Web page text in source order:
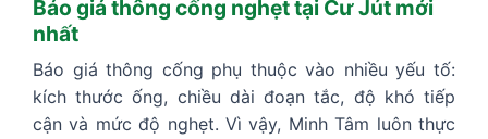
Báo giá thông cống nghẹt tại Cư Jút mới
nhất
Báo giá thông cống phụ thuộc vào nhiều yếu tố:
kích thước ống, chiều dài đoạn tắc, độ khó tiếp
cận và mức độ nghẹt. Vì vậy, Minh Tâm luôn thực